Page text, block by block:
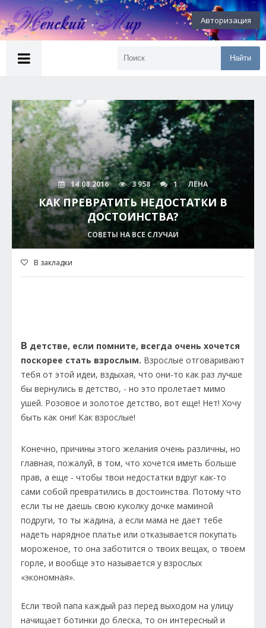
Авторизация
Найти
14.08.2016 3 958 1 ЛЕНА
КАК ПРЕВРАТИТЬ НЕДОСТАТКИ В
ДОСТОИНСТВА?
СОВЕТЫ НА ВСЕ СЛУЧАИ
В закладки
В детстве, если помните, всегда очень хочется
поскорее стать взрослым. Взрослые отговаривают
тебя от этой идеи, вздыхая, что они-то как раз лучше
бы вернулись в детство, - но это пролетает мимо
ушей. Розовое и золотое детство, вот еще! Нет! Хочу
быть как они! Как взрослые!
Конечно, причины этого желания очень различны, но
главная, пожалуй, в том, что хочется иметь больше
прав, а еще - чтобы твои недостатки вдруг как-то
сами собой превратились в достоинства. Потому что
если ты не даешь свою куколку дочке маминой
подруги, то ты жадина, а если мама не дает тебе
надеть нарядное платье или отказывается покупать
мороженое, то она заботится о твоих вещах, о твоем
горле, и вообще это называется у взрослых
«экономная».
Если твой папа каждый раз перед выходом на улицу
начищает ботинки до блеска, то он интересный и